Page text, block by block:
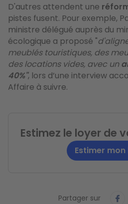
D'autres attendent une
pistes fusent. Pour exemple,
ministre délégué auprès du
écologique a proposé "
meublés touristiques, des
des locations vides, avec un
40%", lors d’une interview
Affaire à suivre.
Estimez le loyer de
Estimer
Partager sur